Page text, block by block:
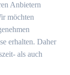
Anbietern
möchten
erhalten.​ Daher
als auch